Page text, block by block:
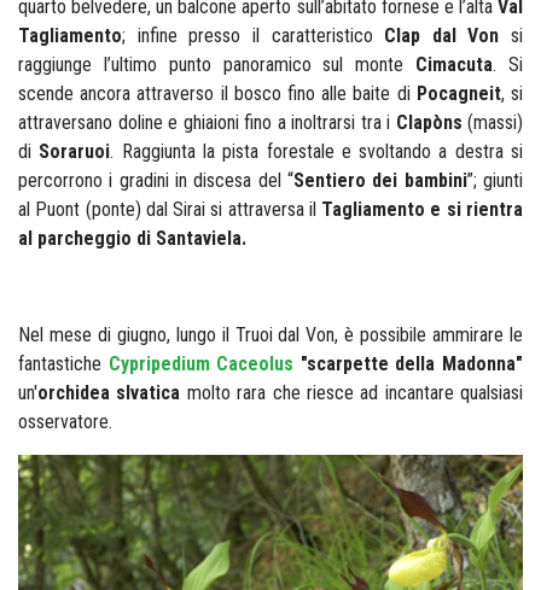
quarto belvedere, un balcone aperto sull’abitato fornese e l’alta Val
Tagliamento; infine presso il caratteristico Clap dal Von si
raggiunge l’ultimo punto panoramico sul monte Cimacuta. Si
scende ancora attraverso il bosco fino alle baite di Pocagneit, si
attraversano doline e ghiaioni fino a inoltrarsi tra i Clapòns (massi)
di Soraruoi. Raggiunta la pista forestale e svoltando a destra si
percorrono i gradini in discesa del “Sentiero dei bambini”; giunti
al Puont (ponte) dal Sirai si attraversa il Tagliamento e si rientra
al parcheggio di Santaviela.
Nel mese di giugno, lungo il Truoi dal Von, è possibile ammirare le
fantastiche Cypripedium Caceolus "scarpette della Madonna"
un'orchidea slvatica molto rara che riesce ad incantare qualsiasi
osservatore.